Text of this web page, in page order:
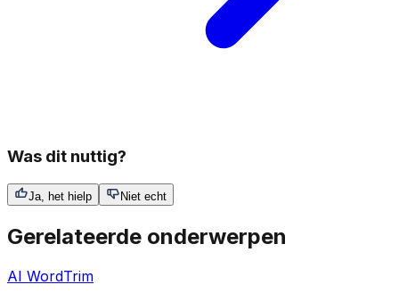
Was dit nuttig?
Ja, het hielp Niet echt
Gerelateerde onderwerpen
AI WordTrim